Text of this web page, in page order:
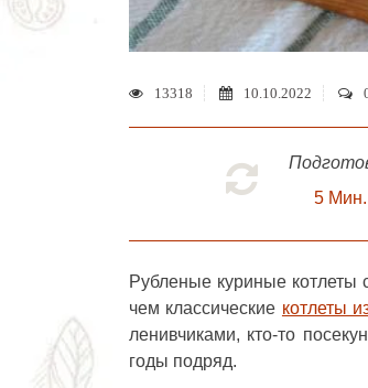
13318 10.10.2022
5 Мин.
Рубленые куриные котлеты
чем классические котлеты
ленивчиками, кто-то
годы подряд.